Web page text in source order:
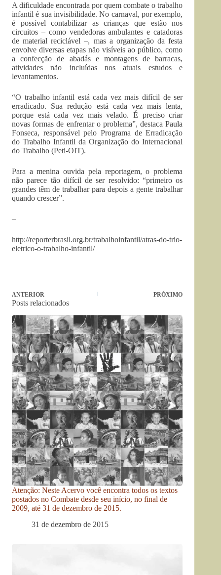
A dificuldade encontrada por quem combate o trabalho
infantil é sua invisibilidade. No carnaval, por exemplo,
é possível contabilizar as crianças que estão nos
circuitos – como vendedoras ambulantes e catadoras
de material reciclável –, mas a organização da festa
envolve diversas etapas não visíveis ao público, como
a confecção de abadás e montagens de barracas,
atividades não incluídas nos atuais estudos e
levantamentos.
“O trabalho infantil está cada vez mais difícil de ser
erradicado. Sua redução está cada vez mais lenta,
porque está cada vez mais velado. É preciso criar
novas formas de enfrentar o problema”, destaca Paula
Fonseca, responsável pelo Programa de Erradicação
do Trabalho Infantil da Organização do Internacional
do Trabalho (Peti-OIT).
Para a menina ouvida pela reportagem, o problema
não parece tão difícil de ser resolvido: “primeiro os
grandes têm de trabalhar para depois a gente trabalhar
quando crescer”.
–
http://reporterbrasil.org.br/trabalhoinfantil/atras-do-trio-
eletrico-o-trabalho-infantil/
ANTERIOR PRÓXIMO
Posts relacionados
Atenção: Neste Acervo você encontra todos os textos
postados no Combate desde seu início, no final de
2009, até 31 de dezembro de 2015.
31 de dezembro de 2015